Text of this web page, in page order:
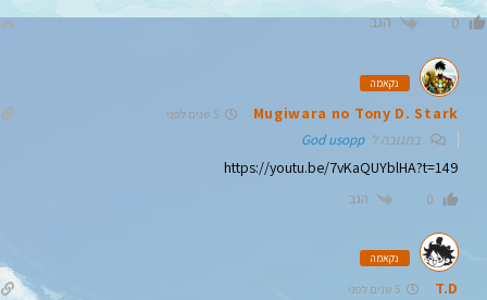
0 הגב
נקאמה
Mugiwara no Tony D. Stark 5 שנים לפני
בתגובה לGod usopp
https://youtu.be/7vKaQUYblHA?t=149
0 הגב
נקאמה
T.D 5 שנים לפני